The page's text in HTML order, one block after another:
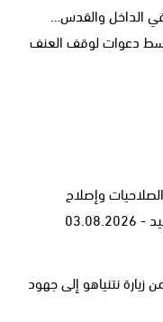
الداخل والقدس…
دعوات لوقف العنف
وإصلاح
نتنياهو إلى جهود